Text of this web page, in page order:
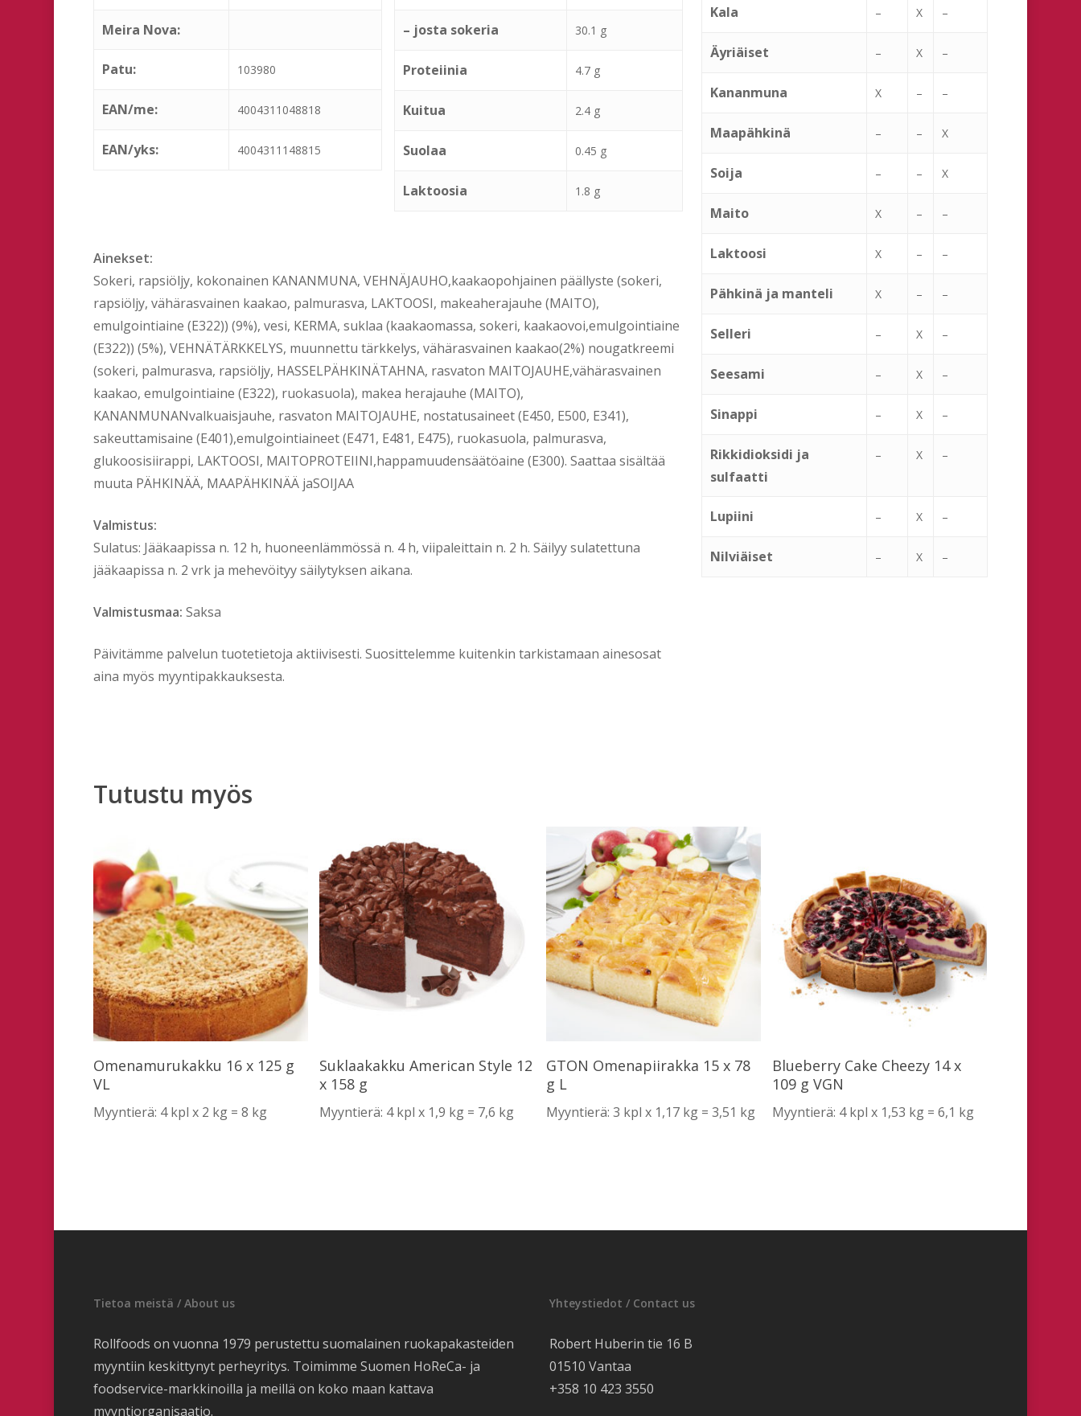
Meira Nova:
Patu: 103980
EAN/me: 4004311048818
EAN/yks: 4004311148815
– josta sokeria 30.1 g
Proteiinia 4.7 g
Kuitua 2.4 g
Suolaa 0.45 g
Laktoosia 1.8 g
Ainekset:
Sokeri, rapsiöljy, kokonainen KANANMUNA, VEHNÄJAUHO,kaakaopohjainen päällyste (sokeri,
rapsiöljy, vähärasvainen kaakao, palmurasva, LAKTOOSI, makeaherajauhe (MAITO),
emulgointiaine (E322)) (9%), vesi, KERMA, suklaa (kaakaomassa, sokeri, kaakaovoi,emulgointiaine
(E322)) (5%), VEHNÄTÄRKKELYS, muunnettu tärkkelys, vähärasvainen kaakao(2%) nougatkreemi
(sokeri, palmurasva, rapsiöljy, HASSELPÄHKINÄTAHNA, rasvaton MAITOJAUHE,vähärasvainen
kaakao, emulgointiaine (E322), ruokasuola), makea herajauhe (MAITO),
KANANMUNANvalkuaisjauhe, rasvaton MAITOJAUHE, nostatusaineet (E450, E500, E341),
sakeuttamisaine (E401),emulgointiaineet (E471, E481, E475), ruokasuola, palmurasva,
glukoosisiirappi, LAKTOOSI, MAITOPROTEIINI,happamuudensäätöaine (E300). Saattaa sisältää
muuta PÄHKINÄÄ, MAAPÄHKINÄÄ jaSOIJAA
Valmistus:
Sulatus: Jääkaapissa n. 12 h, huoneenlämmössä n. 4 h, viipaleittain n. 2 h. Säilyy sulatettuna
jääkaapissa n. 2 vrk ja mehevöityy säilytyksen aikana.
Valmistusmaa: Saksa
Päivitämme palvelun tuotetietoja aktiivisesti. Suosittelemme kuitenkin tarkistamaan ainesosat
aina myös myyntipakkauksesta.
Kala – X –
Äyriäiset – X –
Kananmuna X – –
Maapähkinä – – X
Soija – – X
Maito X – –
Laktoosi X – –
Pähkinä ja manteli X – –
Selleri – X –
Seesami – X –
Sinappi – X –
Rikkidioksidi ja
sulfaatti
– X –
Lupiini – X –
Nilviäiset – X –
Tutustu myös
Lue Lisää
Omenamurukakku 16 x 125 g
VL
Myyntierä: 4 kpl x 2 kg = 8 kg
Lue Lisää
Suklaakakku American Style 12
x 158 g
Myyntierä: 4 kpl x 1,9 kg = 7,6 kg
Lue Lisää
GTON Omenapiirakka 15 x 78
g L
Myyntierä: 3 kpl x 1,17 kg = 3,51 kg
Lue Lisää
Blueberry Cake Cheezy 14 x
109 g VGN
Myyntierä: 4 kpl x 1,53 kg = 6,1 kg
Tietoa meistä / About us
Rollfoods on vuonna 1979 perustettu suomalainen ruokapakasteiden
myyntiin keskittynyt perheyritys. Toimimme Suomen HoReCa- ja
foodservice-markkinoilla ja meillä on koko maan kattava
myyntiorganisaatio.
Yhteystiedot / Contact us
Robert Huberin tie 16 B
01510 Vantaa
+358 10 423 3550